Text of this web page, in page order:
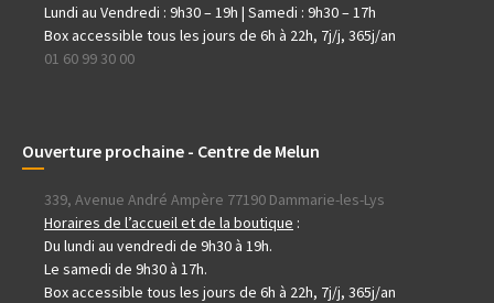
Lundi au Vendredi : 9h30 – 19h | Samedi : 9h30 – 17h
Box accessible tous les jours de 6h à 22h, 7j/j, 365j/an
01 60 99 30 00
Ouverture prochaine - Centre de Melun
339, Avenue André Ampère 77190 Dammarie-les-Lys
Horaires de l’accueil et de la boutique :
Du lundi au vendredi de 9h30 à 19h.
Le samedi de 9h30 à 17h.
Box accessible tous les jours de 6h à 22h, 7j/j, 365j/an